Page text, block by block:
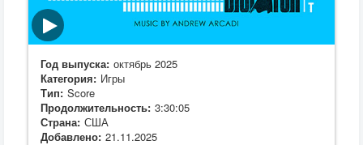
Год выпуска: октябрь 2025
Категория: Игры
Тип: Score
Продолжительность: 3:30:05
Страна: США
Добавлено: 21.11.2025